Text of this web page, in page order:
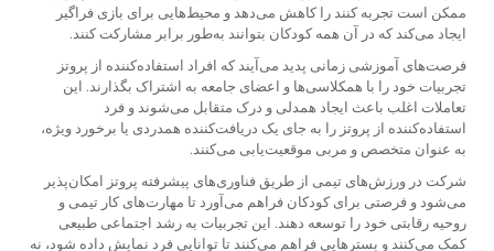
ممکن است تجربه کنند را کاهش می‌دهد و محیط‌هایی برای بازی فراگیر
ایجاد می‌کند که در آن همه کودکان بتوانند به‌طور برابر مشارکت کنند.
فرصت‌های آموزشی زمانی پدید می‌آیند که افراد استفاده‌کننده از پروتز
تجربیات خود را با همکلاسی‌ها و اعضای جامعه به اشتراک بگذارند. این
تعاملات اغلب باعث ایجاد همدلی و درک متقابل می‌شوند و فرد
استفاده‌کننده از پروتز را به جای یک دریافت‌کننده همدردی یا برخورد ویژه،
به عنوان متخصص و مربی موقعیت‌یابی می‌کنند.
شرکت در ورزش‌های تیمی از طریق فناوری‌های پیشرفته پروتز امکان‌پذیر
می‌شود و فرصتی برای کودکان فراهم می‌آورد تا مهارت‌های کار تیمی و
روحیه رقابتی خود را توسعه دهند. این تجربیات به رشد اجتماعی طبیعی
کمک می‌کنند و بسترهایی فراهم می‌کنند تا توانایی فرد نمایش داده شود، نه